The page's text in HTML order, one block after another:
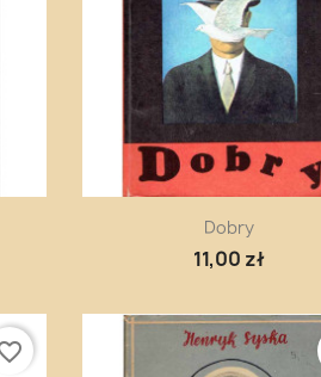
Szybki podgląd
Dobry
11,00 zł